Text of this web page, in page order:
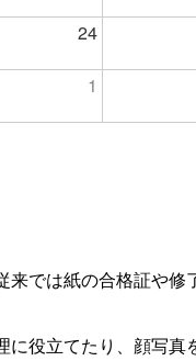
24
1
では紙の合格証や修
役立てたり、顔写